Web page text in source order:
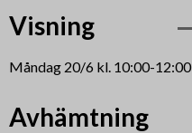
Visning
Måndag 20/6 kl. 10:00-12:00
Avhämtning